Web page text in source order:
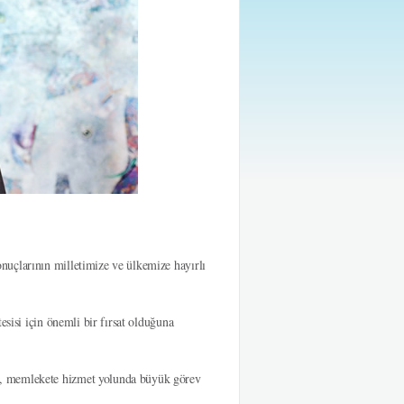
milletimize ve ülkemize hayırlı
için önemli bir fırsat olduğuna
memlekete hizmet yolunda büyük görev